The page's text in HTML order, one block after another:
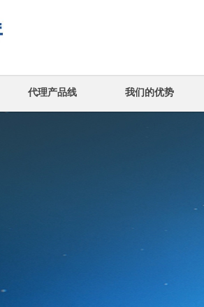
代理产品线 我们的优势